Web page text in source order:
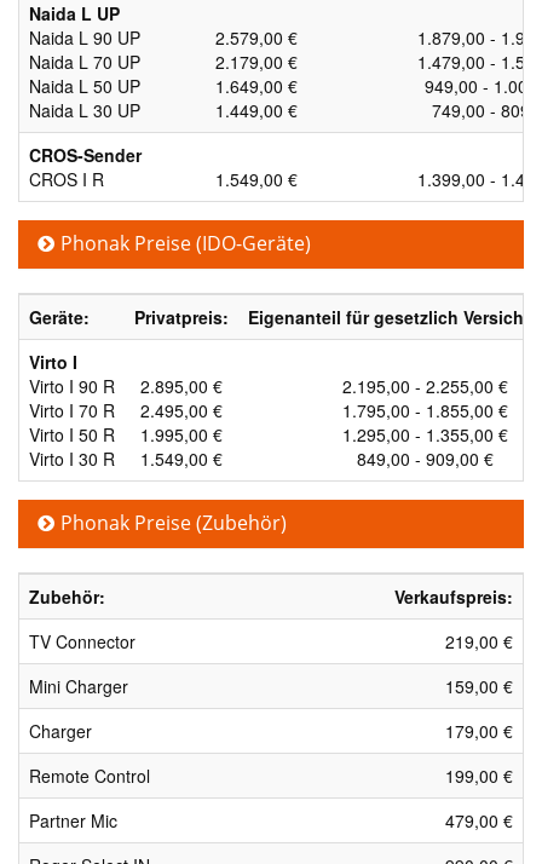
Naida L UP
Naida L 90 UP
Naida L 70 UP
Naida L 50 UP
Naida L 30 UP
2.579,00 €
2.179,00 €
1.649,00 €
1.449,00 €
1.879,00 -
1.479,00 -
949,00 -
749,00 -
CROS-Sender
CROS I R
1.549,00 € 1.399,00 -
Phonak Preise (IDO-Geräte)
Geräte: Privatpreis:
Eigenanteil für gesetzlich
Virto I
Virto I 90 R
Virto I 70 R
Virto I 50 R
Virto I 30 R
2.895,00 €
2.495,00 €
1.995,00 €
1.549,00 €
2.195,00 - 2.255,00 €
1.795,00 - 1.855,00 €
1.295,00 - 1.355,00 €
849,00 - 909,00 €
Phonak Preise (Zubehör)
Zubehör:
Verkaufspreis:
TV Connector
219,00 €
Mini Charger
159,00 €
Charger
179,00 €
Remote Control
199,00 €
Partner Mic
479,00 €